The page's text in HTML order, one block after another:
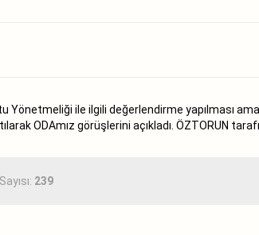
ile ilgili değerlendirme yapılması
ODAmız görüşlerini açıkladı. ÖZTORUN
239